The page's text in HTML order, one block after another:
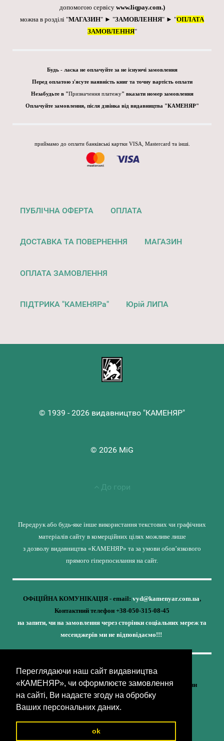
Переглядаючи наш сайт видавництва
«КАМЕНЯР», чи оформлюєте замовлення
на сайті, Ви надаєте згоду на обробку
Ваших персональних даних.
ok
допомогою сервісу www.liqpay.com.)
можна в розділі "МАГАЗИН" ► "ЗАМОВЛЕННЯ" ► "ОПЛАТА
ЗАМОВЛЕННЯ"
Будь - ласка не оплачуйте за не існуючі замовлення
Перед оплатою з'ясуте наявність книг та точну вартість оплати
Незабудьте в "Призначення платежу" вказати номер замовлення
Оплачуйте замовлення, після дзвінка від видавництва "КАМЕНЯР"
приймамо до оплати банківські картки VISA, Mastercard та інші.
ПУБЛІЧНА ОФЕРТА ОПЛАТА
ДОСТАВКА ТА ПОВЕРНЕННЯ МАГАЗИН
ОПЛАТА ЗАМОВЛЕННЯ
ПІДТРИКА "КАМЕНЯРа" Юрій ЛИПА
© 1939 - 2026 видавництво "КАМЕНЯР"
© 2026 MiG
До гори
Передрук або будь-яке інше використання текстових чи графічних
матеріалів сайту в комерційних цілях можливе лише
з дозволу видавництва «КАМЕНЯР» та за умови обов’язкового
прямого гіперпосилання на сайт.
ОФіЦІЙНА КОМУНІКАЦІЯ - email: vyd@kamenyar.com.ua,
Контактний телефон +38-050-315-08-45
на запити, чи на замовлення через сторінки соціальних мереж та
месенджерів ми не відповідаємо!!!
Кожне наше видання - це внесок у спротив,
у збереження ідентичності та неминучу перемогу України
(видавництво «КАМЕНЯР»)